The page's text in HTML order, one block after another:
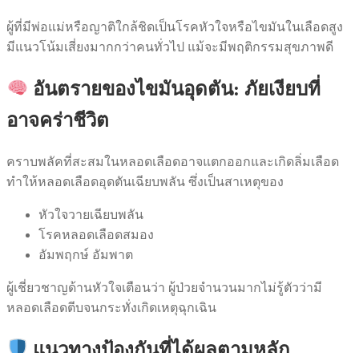
ผู้ที่มีพ่อแม่หรือญาติใกล้ชิดเป็นโรคหัวใจหรือไขมันในเลือดสูง
มีแนวโน้มเสี่ยงมากกว่าคนทั่วไป แม้จะมีพฤติกรรมสุขภาพดี
อันตรายของไขมันอุดตัน: ภัยเงียบที่
อาจคร่าชีวิต
คราบพลัคที่สะสมในหลอดเลือดอาจแตกออกและเกิดลิ่มเลือด
ทำให้หลอดเลือดอุดตันเฉียบพลัน ซึ่งเป็นสาเหตุของ
หัวใจวายเฉียบพลัน
โรคหลอดเลือดสมอง
อัมพฤกษ์ อัมพาต
ผู้เชี่ยวชาญด้านหัวใจเตือนว่า ผู้ป่วยจำนวนมากไม่รู้ตัวว่ามี
หลอดเลือดตีบจนกระทั่งเกิดเหตุฉุกเฉิน